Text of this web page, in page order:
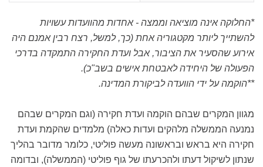
*החלוקה אינה מוציאה וממצה - אחדות מהוועדות עשויות
להשתייך ליותר מקטגוריה אחת (כך, למשל, רצח רבין אמנם היה
אירוע שהסעיר את הציבור, אבל ועדת החקירה התמקדה בדרכי
הפעולה של היחידה לאבטחת אישים בשב"כ).
**הוקמה על ידי הוועדה לביקורת המדינה.
מגוון המקרים שבהם הוקמה ועדת חקירה (וגם המקרים שבהם
נמנעה הממשלה מלהקים ועדות כאלה) מלמדים שהקמת ועדת
חקירה היא בראש ובראשונה מעשה פוליטי, כלומר מדובר בהליך
שנתון לשיקול דעתו ולהכרעתו של גוף פוליטי (הממשלה), ובדומה